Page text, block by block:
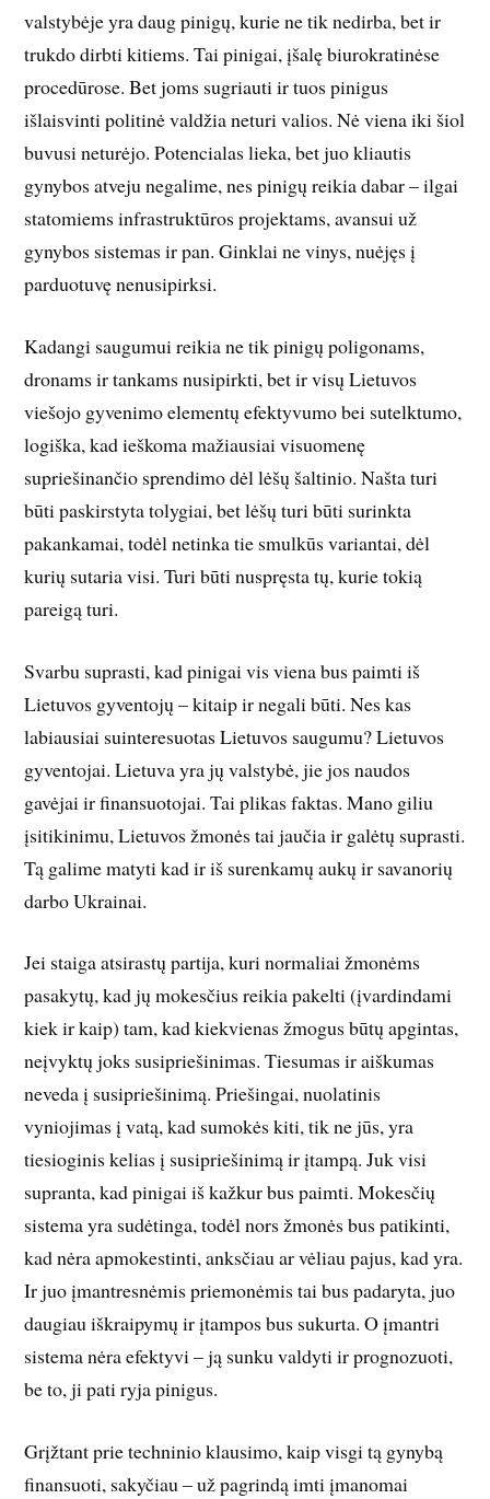
valstybėje yra daug pinigų, kurie ne tik nedirba, bet ir
trukdo dirbti kitiems. Tai pinigai, įšalę biurokratinėse
procedūrose. Bet joms sugriauti ir tuos pinigus
išlaisvinti politinė valdžia neturi valios. Nė viena iki šiol
buvusi neturėjo. Potencialas lieka, bet juo kliautis
gynybos atveju negalime, nes pinigų reikia dabar – ilgai
statomiems infrastruktūros projektams, avansui už
gynybos sistemas ir pan. Ginklai ne vinys, nuėjęs į
parduotuvę nenusipirksi.
Kadangi saugumui reikia ne tik pinigų poligonams,
dronams ir tankams nusipirkti, bet ir visų Lietuvos
viešojo gyvenimo elementų efektyvumo bei sutelktumo,
logiška, kad ieškoma mažiausiai visuomenę
supriešinančio sprendimo dėl lėšų šaltinio. Našta turi
būti paskirstyta tolygiai, bet lėšų turi būti surinkta
pakankamai, todėl netinka tie smulkūs variantai, dėl
kurių sutaria visi. Turi būti nuspręsta tų, kurie tokią
pareigą turi.
Svarbu suprasti, kad pinigai vis viena bus paimti iš
Lietuvos gyventojų – kitaip ir negali būti. Nes kas
labiausiai suinteresuotas Lietuvos saugumu? Lietuvos
gyventojai. Lietuva yra jų valstybė, jie jos naudos
gavėjai ir finansuotojai. Tai plikas faktas. Mano giliu
įsitikinimu, Lietuvos žmonės tai jaučia ir galėtų suprasti.
Tą galime matyti kad ir iš surenkamų aukų ir savanorių
darbo Ukrainai.
Jei staiga atsirastų partija, kuri normaliai žmonėms
pasakytų, kad jų mokesčius reikia pakelti (įvardindami
kiek ir kaip) tam, kad kiekvienas žmogus būtų apgintas,
neįvyktų joks susipriešinimas. Tiesumas ir aiškumas
neveda į susipriešinimą. Priešingai, nuolatinis
vyniojimas į vatą, kad sumokės kiti, tik ne jūs, yra
tiesioginis kelias į susipriešinimą ir įtampą. Juk visi
supranta, kad pinigai iš kažkur bus paimti. Mokesčių
sistema yra sudėtinga, todėl nors žmonės bus patikinti,
kad nėra apmokestinti, anksčiau ar vėliau pajus, kad yra.
Ir juo įmantresnėmis priemonėmis tai bus padaryta, juo
daugiau iškraipymų ir įtampos bus sukurta. O įmantri
sistema nėra efektyvi – ją sunku valdyti ir prognozuoti,
be to, ji pati ryja pinigus.
Grįžtant prie techninio klausimo, kaip visgi tą gynybą
finansuoti, sakyčiau – už pagrindą imti įmanomai